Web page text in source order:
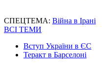
СПЕЦТЕМА: Війна в Ірані
ВСІ ТЕМИ
Вступ України в ЄС
Теракт в Барселоні